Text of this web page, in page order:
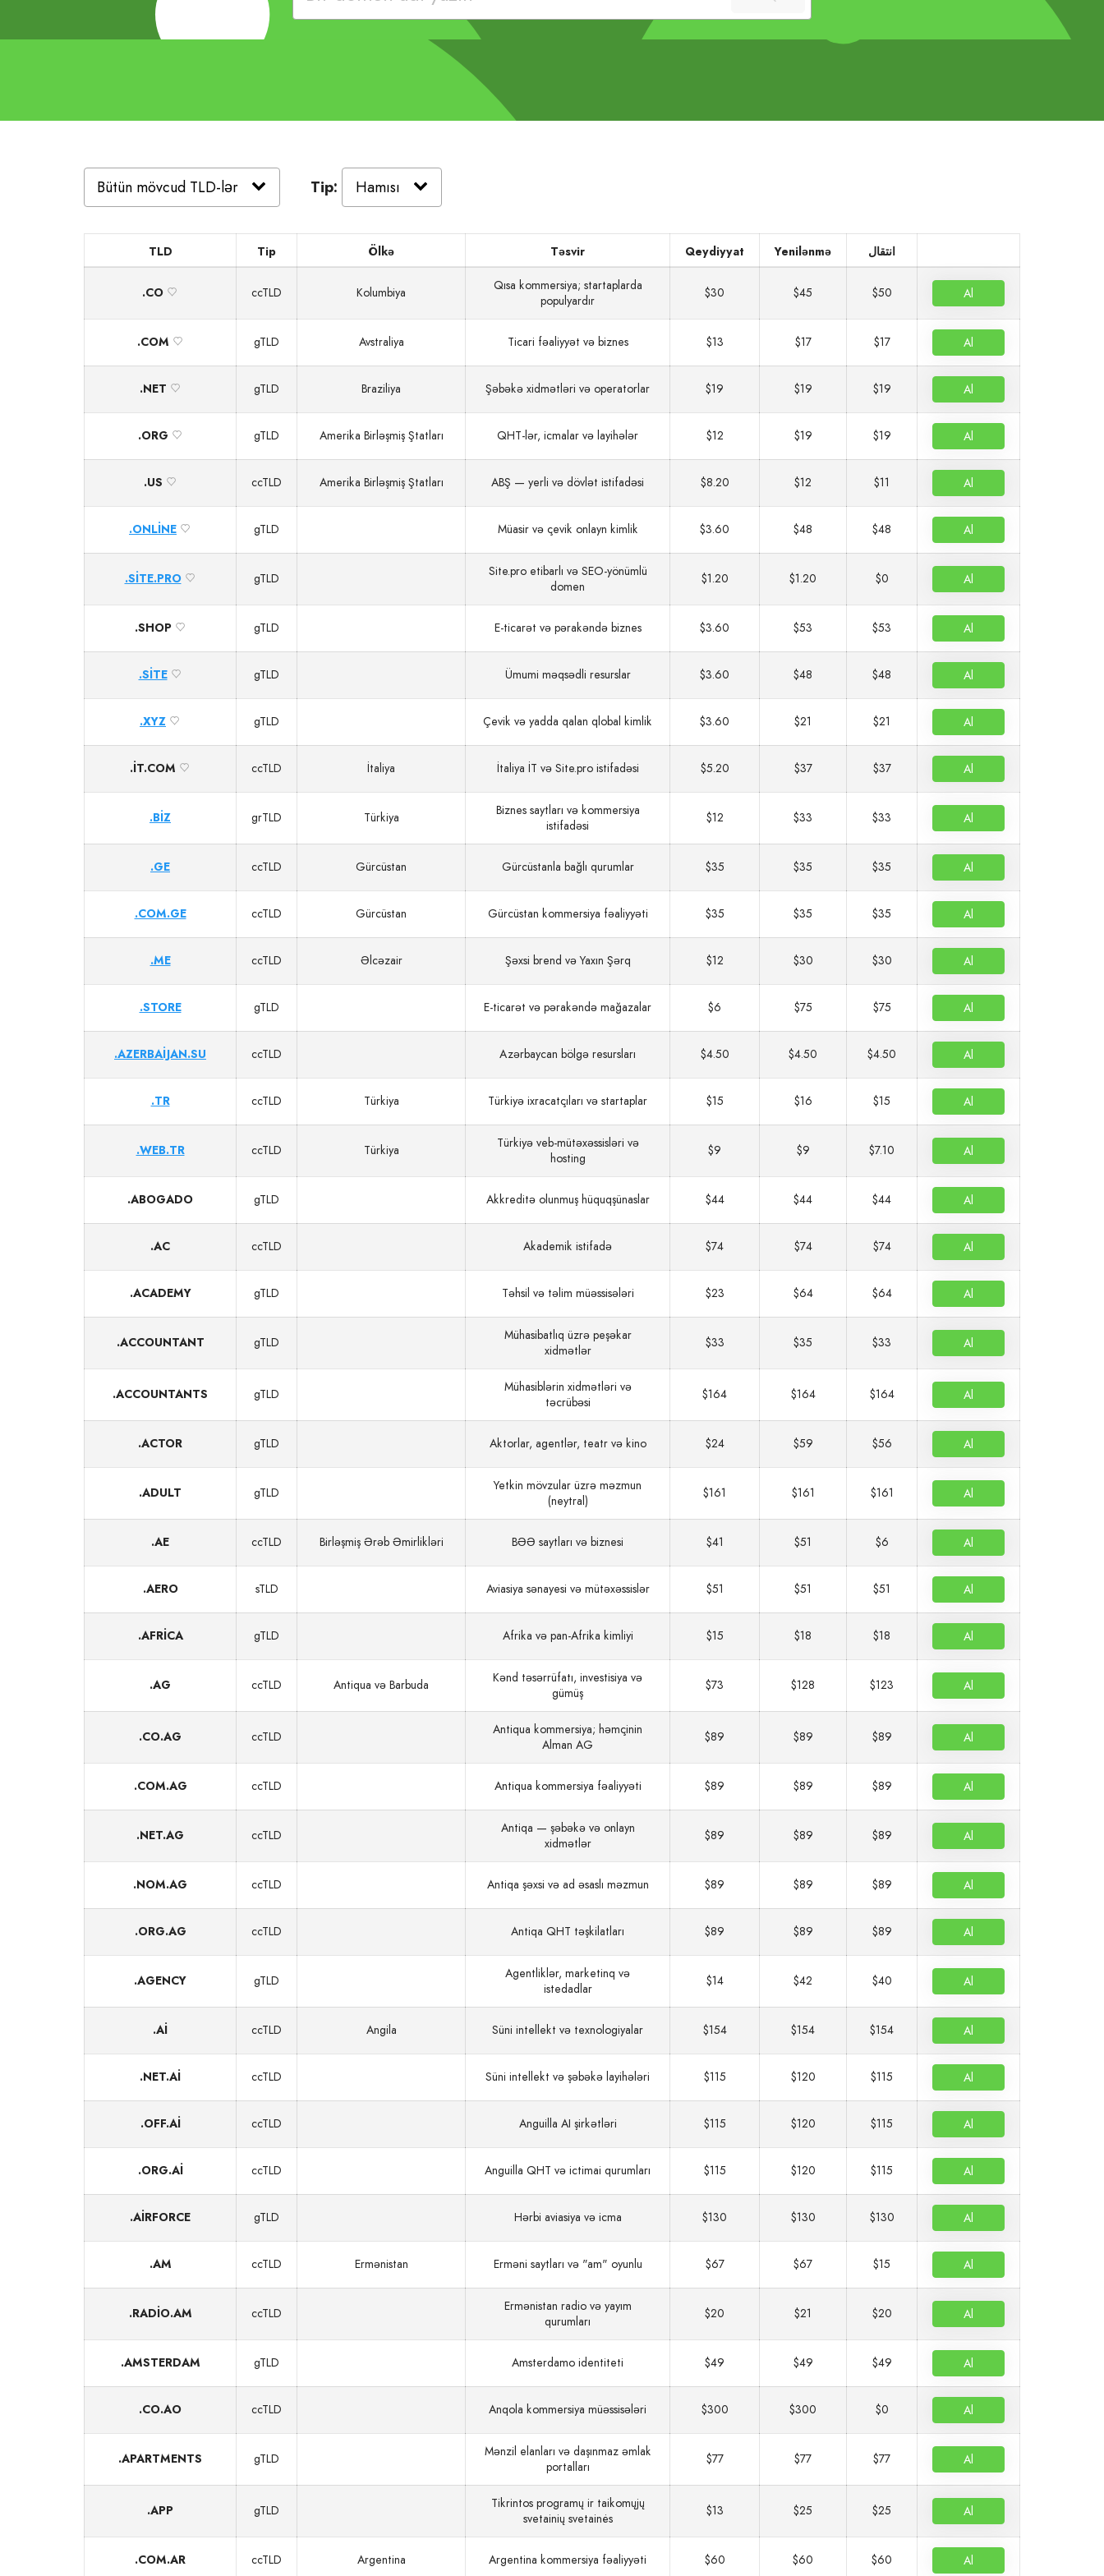
Tip:
TLD Tip Ölkə Təsvir Qeydiyyat Yenilənmə انتقال
.CO ccTLD Kolumbiya
Qısa kommersiya; startaplarda
populyardır
$30 $45 $50 Al
.COM gTLD Avstraliya Ticari fəaliyyət və biznes $13 $17 $17 Al
.NET gTLD Braziliya Şəbəkə xidmətləri və operatorlar $19 $19 $19 Al
.ORG gTLD Amerika Birləşmiş Ştatları QHT-lər, icmalar və layihələr $12 $19 $19 Al
.US ccTLD Amerika Birləşmiş Ştatları ABŞ — yerli və dövlət istifadəsi $8.20 $12 $11 Al
.ONLINE gTLD Müasir və çevik onlayn kimlik $3.60 $48 $48 Al
.SITE.PRO gTLD
Site.pro etibarlı və SEO‑yönümlü
domen
$1.20 $1.20 $0 Al
.SHOP gTLD E‑ticarət və pərakəndə biznes $3.60 $53 $53 Al
.SITE gTLD Ümumi məqsədli resurslar $3.60 $48 $48 Al
.XYZ gTLD Çevik və yadda qalan qlobal kimlik $3.60 $21 $21 Al
.IT.COM ccTLD İtaliya İtaliya İT və Site.pro istifadəsi $5.20 $37 $37 Al
.BIZ grTLD Türkiya
Biznes saytları və kommersiya
istifadəsi
$12 $33 $33 Al
.GE ccTLD Gürcüstan Gürcüstanla bağlı qurumlar $35 $35 $35 Al
.COM.GE ccTLD Gürcüstan Gürcüstan kommersiya fəaliyyəti $35 $35 $35 Al
.ME ccTLD Əlcəzair Şəxsi brend və Yaxın Şərq $12 $30 $30 Al
.STORE gTLD E‑ticarət və pərakəndə mağazalar $6 $75 $75 Al
.AZERBAIJAN.SU ccTLD Azərbaycan bölgə resursları $4.50 $4.50 $4.50 Al
.TR ccTLD Türkiya Türkiyə ixracatçıları və startaplar $15 $16 $15 Al
.WEB.TR ccTLD Türkiya
Türkiyə veb‑mütəxəssisləri və
hosting
$9 $9 $7.10 Al
.ABOGADO gTLD Akkreditə olunmuş hüquqşünaslar $44 $44 $44 Al
.AC ccTLD Akademik istifadə $74 $74 $74 Al
.ACADEMY gTLD Təhsil və təlim müəssisələri $23 $64 $64 Al
.ACCOUNTANT gTLD
Mühasibatlıq üzrə peşəkar
xidmətlər
$33 $35 $33 Al
.ACCOUNTANTS gTLD
Mühasiblərin xidmətləri və
təcrübəsi
$164 $164 $164 Al
.ACTOR gTLD Aktorlar, agentlər, teatr və kino $24 $59 $56 Al
.ADULT gTLD
Yetkin mövzular üzrə məzmun
(neytral)
$161 $161 $161 Al
.AE ccTLD Birləşmiş Ərəb Əmirlikləri BƏƏ saytları və biznesi $41 $51 $6 Al
.AERO sTLD Aviasiya sənayesi və mütəxəssislər $51 $51 $51 Al
.AFRICA gTLD Afrika və pan-Afrika kimliyi $15 $18 $18 Al
.AG ccTLD Antiqua və Barbuda
Kənd təsərrüfatı, investisiya və
gümüş
$73 $128 $123 Al
.CO.AG ccTLD
Antiqua kommersiya; həmçinin
Alman AG
$89 $89 $89 Al
.COM.AG ccTLD Antiqua kommersiya fəaliyyəti $89 $89 $89 Al
.NET.AG ccTLD
Antiqa — şəbəkə və onlayn
xidmətlər
$89 $89 $89 Al
.NOM.AG ccTLD Antiqa şəxsi və ad əsaslı məzmun $89 $89 $89 Al
.ORG.AG ccTLD Antiqa QHT təşkilatları $89 $89 $89 Al
.AGENCY gTLD
Agentliklər, marketinq və
istedadlar
$14 $42 $40 Al
.AI ccTLD Angila Süni intellekt və texnologiyalar $154 $154 $154 Al
.NET.AI ccTLD Süni intellekt və şəbəkə layihələri $115 $120 $115 Al
.OFF.AI ccTLD Anguilla AI şirkətləri $115 $120 $115 Al
.ORG.AI ccTLD Anguilla QHT və ictimai qurumları $115 $120 $115 Al
.AIRFORCE gTLD Hərbi aviasiya və icma $130 $130 $130 Al
.AM ccTLD Ermənistan Erməni saytları və "am" oyunlu $67 $67 $15 Al
.RADIO.AM ccTLD
Ermənistan radio və yayım
qurumları
$20 $21 $20 Al
.AMSTERDAM gTLD Amsterdamo identiteti $49 $49 $49 Al
.CO.AO ccTLD Anqola kommersiya müəssisələri $300 $300 $0 Al
.APARTMENTS gTLD
Mənzil elanları və daşınmaz əmlak
portalları
$77 $77 $77 Al
.APP gTLD
Tikrintos programų ir taikomųjų
svetainių svetainės
$13 $25 $25 Al
.COM.AR ccTLD Argentina Argentina kommersiya fəaliyyəti $60 $60 $60 Al